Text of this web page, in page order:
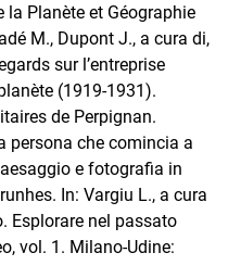
Planète et Géographie
M., Dupont J., a cura di,
sur l’entreprise
(1919-1931).
de Perpignan.
persona che comincia a
e fotografia in
In: Vargiu L., a cura
Esplorare nel passato
vol. 1. Milano-Udine: